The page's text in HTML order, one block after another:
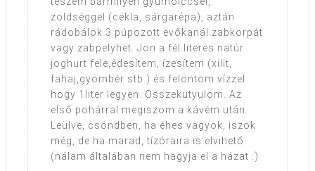
zöldséggel (cékla, sárgarépa), aztán
rádobálok 3 púpozott evőkanál zabkorpát
vagy zabpelyhet. Jön a fél literes natúr
joghurt fele,édesítem, ízesítem (xilit,
fahaj,gyömbér stb.) és felöntöm vízzel
hogy 1liter legyen. Összekutyulom. Az
első pohárral megiszom a kávém után.
Leülve, csöndben, ha éhes vagyok, iszok
még, de ha marad, tízóraira is elvihető.
(nálam általában nem hagyja el a házat :)